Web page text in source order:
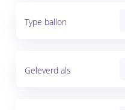
Type ballon
Geleverd als